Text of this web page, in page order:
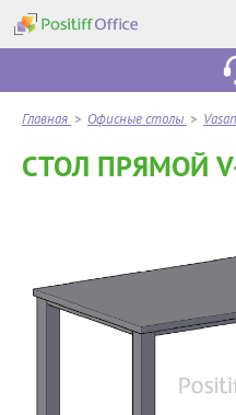
Главная > Офисные столы >
СТОЛ ПРЯМОЙ V-